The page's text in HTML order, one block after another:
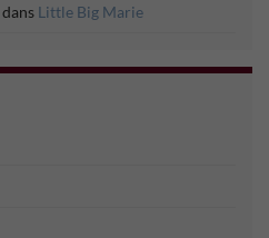
dans Little Big Marie